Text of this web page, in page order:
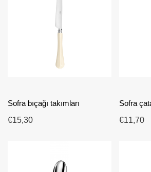
renkli çatal bıçak takımlarını seçmek, sadelik,
araya getiren Fransa üretimi ürünleri tercih
Sofra bıçağı takımları
€15,30
Sofra
€11,70